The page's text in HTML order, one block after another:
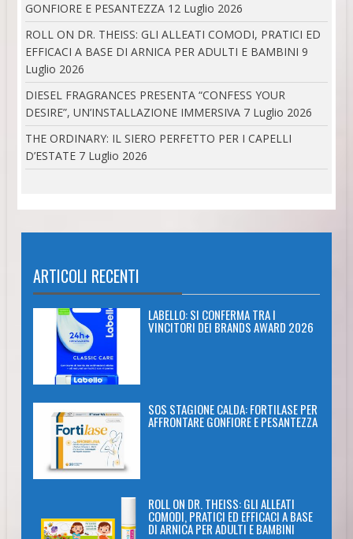
GONFIORE E PESANTEZZA 12 Luglio 2026
ROLL ON DR. THEISS: GLI ALLEATI COMODI, PRATICI ED
EFFICACI A BASE DI ARNICA PER ADULTI E BAMBINI 9
Luglio 2026
DIESEL FRAGRANCES PRESENTA “CONFESS YOUR
DESIRE”, UN’INSTALLAZIONE IMMERSIVA 7 Luglio 2026
THE ORDINARY: IL SIERO PERFETTO PER I CAPELLI
D’ESTATE 7 Luglio 2026
ARTICOLI RECENTI
LABELLO: SI CONFERMA TRA I
VINCITORI DEI BRANDS AWARD 2026
SOS STAGIONE CALDA: FORTILASE PER
AFFRONTARE GONFIORE E PESANTEZZA
ROLL ON DR. THEISS: GLI ALLEATI
COMODI, PRATICI ED EFFICACI A BASE
DI ARNICA PER ADULTI E BAMBINI